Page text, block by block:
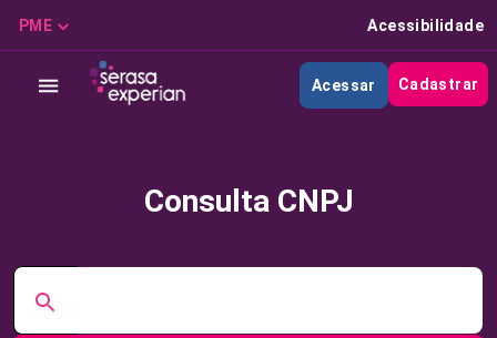
PME Acessibilidade
Acessar Cadastrar
Consulta CNPJ